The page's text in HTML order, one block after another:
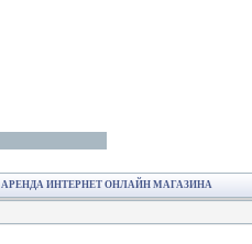
АРЕНДА ИНТЕРНЕТ ОНЛАЙН МАГАЗИНА